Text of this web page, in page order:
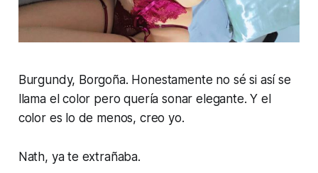
Burgundy, Borgoña. Honestamente no sé si así se
llama el color pero quería sonar elegante. Y el
color es lo de menos, creo yo.
Nath, ya te extrañaba.